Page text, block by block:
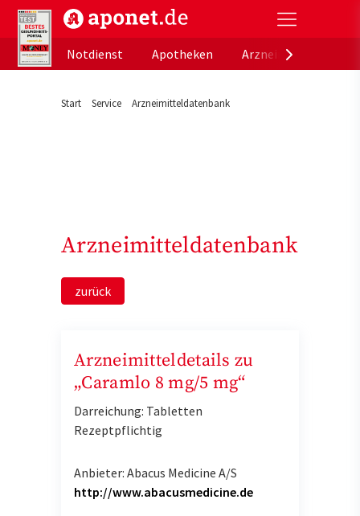
aponet.de - Das offizielle Gesundheitsportal der
Notdienst
Apotheken
Start Service Arzneimitteldatenbank
Arzneimitteldatenbank
zurück
Arzneimitteldetails zu
„Caramlo 8 mg/5 mg“
Darreichung: Tabletten
Rezeptpflichtig
Anbieter: Abacus Medicine A/S
http://www.abacusmedicine.de